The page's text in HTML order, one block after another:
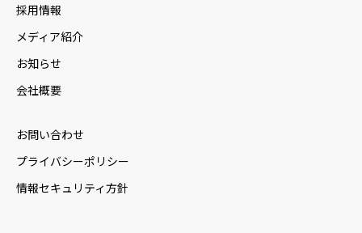
採用情報
メディア紹介
お知らせ
会社概要
お問い合わせ
プライバシーポリシー
情報セキュリティ方針